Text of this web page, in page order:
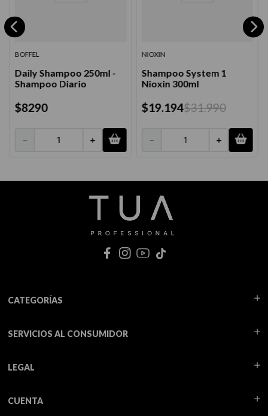
BOFFEL
Daily Shampoo 250ml -
Shampoo Diario
$8290
＋
－
NIOXIN
Shampoo System 1
Nioxin 300ml
$19.194$31.990
＋
－
CATEGORÍAS
SERVICIOS AL CONSUMIDOR
LEGAL
CUENTA